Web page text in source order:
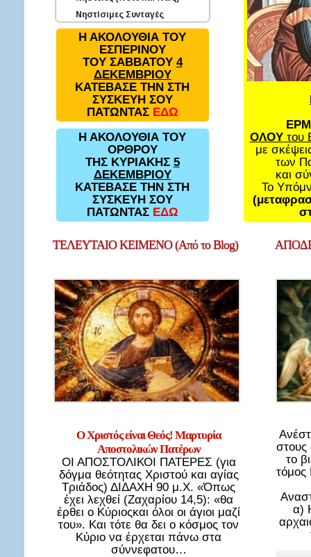
Νηστίσιμες Συνταγές
Η ΑΚΟΛΟΥΘΙΑ ΤΟΥ
ΕΣΠΕΡΙΝΟΥ
ΤΟΥ ΣΑΒΒΑΤΟΥ 4
ΔΕΚΕΜΒΡΙΟΥ
ΚΑΤΕΒΑΣΕ ΤΗΝ ΣΤΗ
ΣΥΣΚΕΥΗ ΣΟΥ
ΠΑΤΩΝΤΑΣ ΕΔΩ
Η ΑΚΟΛΟΥΘΙΑ ΤΟΥ
ΟΡΘΡΟΥ
ΤΗΣ ΚΥΡΙΑΚΗΣ 5
ΔΕΚΕΜΒΡΙΟΥ
ΚΑΤΕΒΑΣΕ ΤΗΝ ΣΤΗ
ΣΥΣΚΕΥΗ ΣΟΥ
ΠΑΤΩΝΤΑΣ ΕΔΩ
ΟΛΟΥτου
με
των
και
Το
ΤΕΛΕΥΤΑΙΟΚΕΙΜΕΝΟ (Από το Blog)
Ο Χριστός είναι Θεός! Μαρτυρία
Αποστολικών Πατέρων
ΟΙ ΑΠΟΣΤΟΛΙΚΟΙ ΠΑΤΕΡΕΣ (για
δόγμα θεότητας Χριστού και αγίας
Τριάδος) ΔΙΔΑΧΗ 90 μ.Χ. «Όπως
έχει λεχθεί (Ζαχαρίου 14,5): «θα
έρθει ο Κύριοςκαι όλοι οι άγιοι μαζί
του». Και τότε θα δει ο κόσμος τον
Κύριο να έρχεται πάνω στα
σύννεφατου…
στους
το
α)